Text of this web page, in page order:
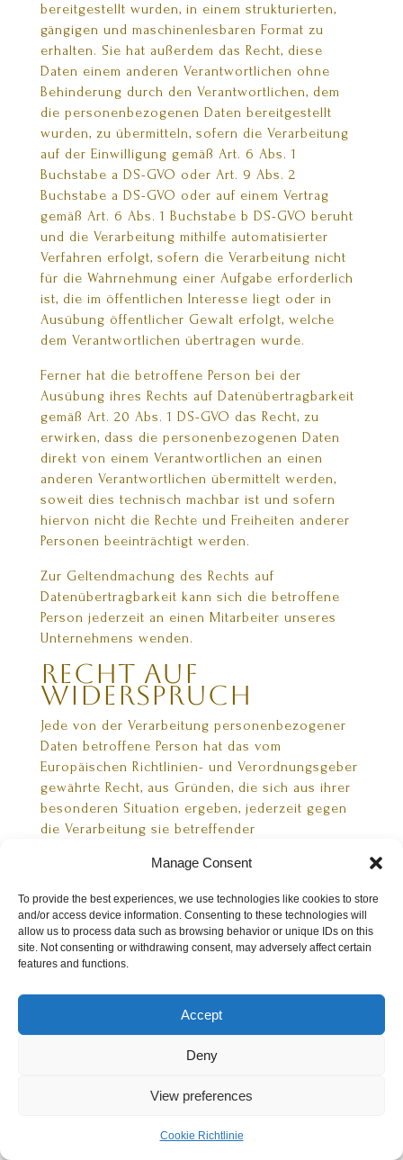
Manage Consent
To provide the best experiences, we use technologies like cookies to store
and/or access device information. Consenting to these technologies will
allow us to process data such as browsing behavior or unique IDs on this
site. Not consenting or withdrawing consent, may adversely affect certain
features and functions.
Accept
Deny
View preferences
Cookie Richtlinie
bereitgestellt wurden, in einem strukturierten,
gängigen und maschinenlesbaren Format zu
erhalten. Sie hat außerdem das Recht, diese
Daten einem anderen Verantwortlichen ohne
Behinderung durch den Verantwortlichen, dem
die personenbezogenen Daten bereitgestellt
wurden, zu übermitteln, sofern die Verarbeitung
auf der Einwilligung gemäß Art. 6 Abs. 1
Buchstabe a DS-GVO oder Art. 9 Abs. 2
Buchstabe a DS-GVO oder auf einem Vertrag
gemäß Art. 6 Abs. 1 Buchstabe b DS-GVO beruht
und die Verarbeitung mithilfe automatisierter
Verfahren erfolgt, sofern die Verarbeitung nicht
für die Wahrnehmung einer Aufgabe erforderlich
ist, die im öffentlichen Interesse liegt oder in
Ausübung öffentlicher Gewalt erfolgt, welche
dem Verantwortlichen übertragen wurde.
Ferner hat die betroffene Person bei der
Ausübung ihres Rechts auf Datenübertragbarkeit
gemäß Art. 20 Abs. 1 DS-GVO das Recht, zu
erwirken, dass die personenbezogenen Daten
direkt von einem Verantwortlichen an einen
anderen Verantwortlichen übermittelt werden,
soweit dies technisch machbar ist und sofern
hiervon nicht die Rechte und Freiheiten anderer
Personen beeinträchtigt werden.
Zur Geltendmachung des Rechts auf
Datenübertragbarkeit kann sich die betroffene
Person jederzeit an einen Mitarbeiter unseres
Unternehmens wenden.
Recht auf
Widerspruch
Jede von der Verarbeitung personenbezogener
Daten betroffene Person hat das vom
Europäischen Richtlinien- und Verordnungsgeber
gewährte Recht, aus Gründen, die sich aus ihrer
besonderen Situation ergeben, jederzeit gegen
die Verarbeitung sie betreffender
6 Abs. 1 Buchstaben e oder f DS-GVO erfolgt,
Widerspruch einzulegen. Dies gilt auch für ein
auf diese Bestimmungen gestütztes Profiling.
Unser Unternehmen verarbeitet die
personenbezogenen Daten im Falle des
können zwingende schutzwürdige Gründe für die
Rechten und Freiheiten der betroffenen Person
Geltendmachung, Ausübung oder Verteidigung